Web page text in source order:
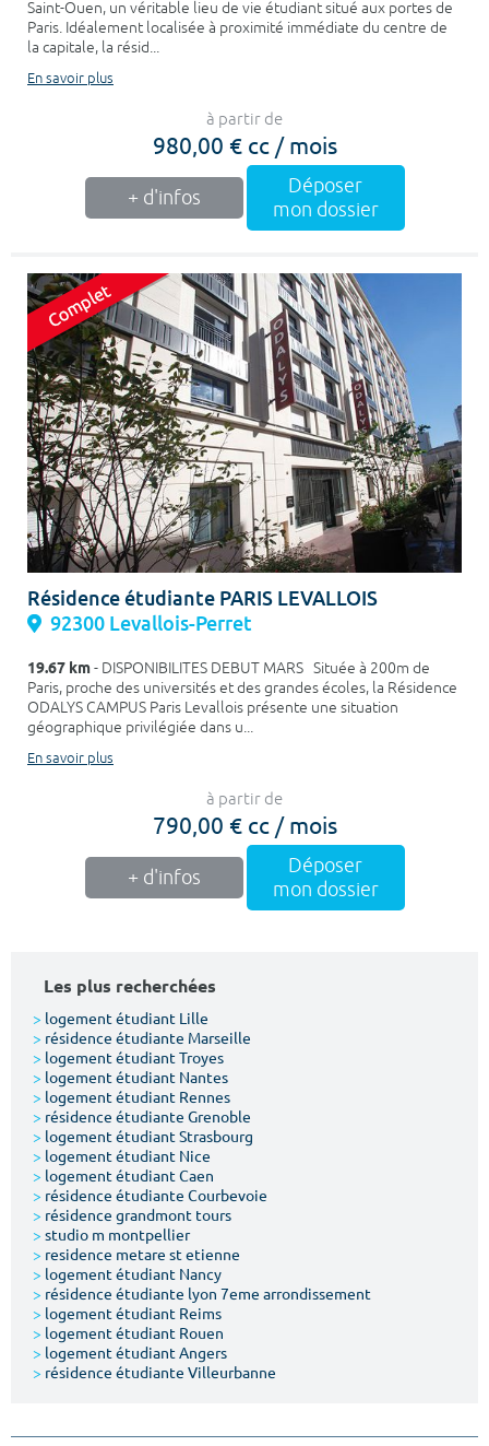
Saint-Ouen, un véritable lieu de vie étudiant situé aux portes de
Paris. Idéalement localisée à proximité immédiate du centre de
la capitale, la résid...
En savoir plus
à partir de
980,00 € cc / mois
+ d'infos
Déposer
mon dossier
Résidence étudiante PARIS LEVALLOIS
92300 Levallois-Perret
19.67 km- DISPONIBILITES DEBUT MARS Située à 200m de
Paris, proche des universités et des grandes écoles, la Résidence
ODALYS CAMPUS Paris Levallois présente une situation
géographique privilégiée dans u...
En savoir plus
à partir de
790,00 € cc / mois
+ d'infos
Déposer
mon dossier
Les plus recherchées
> logement étudiant Lille
> résidence étudiante Marseille
> logement étudiant Troyes
> logement étudiant Nantes
> logement étudiant Rennes
> résidence étudiante Grenoble
> logement étudiant Strasbourg
> logement étudiant Nice
> logement étudiant Caen
> résidence étudiante Courbevoie
> résidence grandmont tours
> studio m montpellier
> residence metare st etienne
> logement étudiant Nancy
> résidence étudiante lyon 7eme arrondissement
> logement étudiant Reims
> logement étudiant Rouen
> logement étudiant Angers
> résidence étudiante Villeurbanne